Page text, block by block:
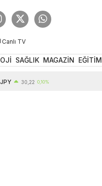
Canlı TV
SAĞLIK MAGAZİN EĞİTİM
30,22 0,10%